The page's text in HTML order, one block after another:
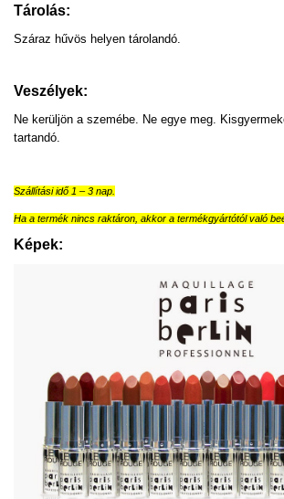
Tárolás:
Száraz hűvös helyen tárolandó.
Veszélyek:
Ne kerüljön a szemébe. Ne egye meg.
tartandó.
Szállítási idő 1 – 3 nap.
Ha a termék nincs raktáron, akkor a termékgyártótól való
Képek: